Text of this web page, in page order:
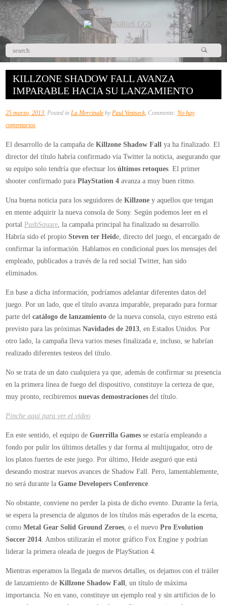
KILLZONE SHADOW FALL AVANZA
IMPARABLE HACIA SU LANZAMIENTO
25 marzo, 2013, Posted inLa Mercinale byPaul Ventseck, Comments:No hay
comentariosen
Shadow
Fall
avanza
imparable
hacia
su
lanzamiento
El desarrollo de la campaña deKillzone Shadow Fall ya ha finalizado. El
director del título habría confirmado vía Twitter la noticia, asegurando que
su equipo solo tendría que efectuar losúltimos retoques. El primer
shooter confirmado paraPlayStation 4 avanza a muy buen ritmo.
Una buena noticia para los seguidores deKillzone y aquellos que tengan
en mente adquirir la nueva consola de Sony. Según podemos leer en el
portal PushSquare, la campaña principal ha finalizado su desarrollo.
Habría sido el propioSteven ter Heide, directo del juego, el encargado de
confirmar la información. Hablamos en condicional pues los mensajes del
empleado, publicados a través de la red social Twitter, han sido
eliminados.
En base a dicha información, podríamos adelantar diferentes datos del
juego. Por un lado, que el título avanza imparable, preparado para formar
parte delcatálogo de lanzamiento de la nueva consola, cuyo estreno está
previsto para las próximasNavidades de 2013, en Estados Unidos. Por
otro lado, la campaña lleva varios meses finalizada e, incluso, se habrían
realizado diferentes testeos del título.
No se trata de un dato cualquiera ya que, además de confirmar su presencia
en la primera línea de fuego del dispositivo, constituye la certeza de que,
muy pronto, recibiremosnuevas demostraciones del título.
Pinche aquí para ver el vídeo
En este sentido, el equipo deGuerrilla Games se estaría empleando a
fondo por pulir los últimos detalles y dar forma al multijugador, otro de
los platos fuertes de este juego. Por último, Heide aseguró que está
deseando mostrar nuevos avances de Shadow Fall. Pero, lamentablemente,
no será durante laGame Developers Conference.
No obstante, conviene no perder la pista de dicho evento. Durante la feria,
se espera la presencia de algunos de los títulos más esperados de la escena,
comoMetal Gear Solid Ground Zeroes, o el nuevoPro Evolution
Soccer 2014. Ambos utilizarán el motor gráfico Fox Engine y podrían
liderar la primera oleada de juegos de PlayStation 4.
Mientras esperamos la llegada de nuevos detalles, os dejamos con el tráiler
de lanzamiento deKillzone Shadow Fall, un título de máxima
importancia. No en vano, constituye un ejemplo real y sin artificios de lo